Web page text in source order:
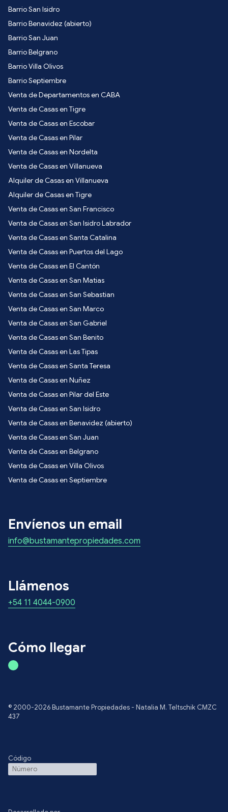
Barrio San Isidro
Barrio Benavidez (abierto)
Barrio San Juan
Barrio Belgrano
Barrio Villa Olivos
Barrio Septiembre
Venta de Departamentos en CABA
Venta de Casas en Tigre
Venta de Casas en Escobar
Venta de Casas en Pilar
Venta de Casas en Nordelta
Venta de Casas en Villanueva
Alquiler de Casas en Villanueva
Alquiler de Casas en Tigre
Venta de Casas en San Francisco
Venta de Casas en San Isidro Labrador
Venta de Casas en Santa Catalina
Venta de Casas en Puertos del Lago
Venta de Casas en El Cantón
Venta de Casas en San Matias
Venta de Casas en San Sebastian
Venta de Casas en San Marco
Venta de Casas en San Gabriel
Venta de Casas en San Benito
Venta de Casas en Las Tipas
Venta de Casas en Santa Teresa
Venta de Casas en Nuñez
Venta de Casas en Pilar del Este
Venta de Casas en San Isidro
Venta de Casas en Benavidez (abierto)
Venta de Casas en San Juan
Venta de Casas en Belgrano
Venta de Casas en Villa Olivos
Venta de Casas en Septiembre
Envíenos un email
info@bustamantepropiedades.com
Llámenos
+54 11 4044-0900
Cómo llegar
© 2000-2026 Bustamante Propiedades - Natalia M. Teltschik CMZC
437
Código